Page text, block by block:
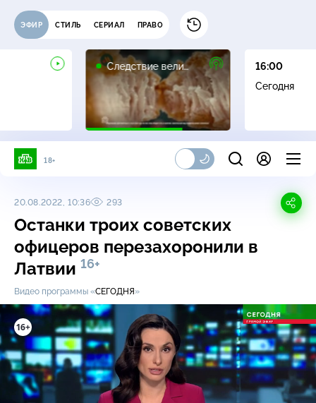
ЭФИР СТИЛЬ СЕРИАЛ ПРАВО
Следствие вели…
16+
16:00
Сегодня
18+
20.08.2022, 10:36 293
Останки троих советских
офицеров перезахоронили в
Латвии 16+
Видео программы «СЕГОДНЯ»